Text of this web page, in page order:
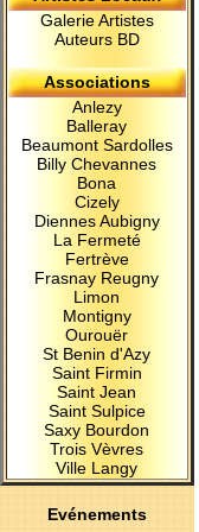
Galerie Artistes
Auteurs BD
Associations
Anlezy
Balleray
Beaumont Sardolles
Billy Chevannes
Bona
Cizely
Diennes Aubigny
La Fermeté
Fertrève
Frasnay Reugny
Limon
Montigny
Ourouër
St Benin d'Azy
Saint Firmin
Saint Jean
Saint Sulpice
Saxy Bourdon
Trois Vèvres
Ville Langy
Evénements